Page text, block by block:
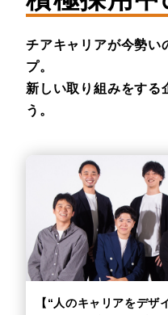
チアキャリアが今勢い
プ。
新しい取り組みをする
う。
【“人のキャリアをデ